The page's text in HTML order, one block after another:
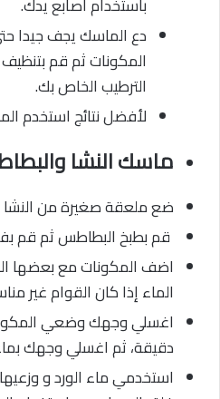
دع الماسك يجف جيدا
المكونات ثم قم
الترطيب الخاص بك.
لأفضل نتائج استخدم
ماسك النشا
ضع ملعقة صغيرة من النشا
قم بطبخ البطاطس ثم قم
اضف المكونات مع بعضها
الماء إذا كان القوام غير
دقيقة، ثم اغسلي وجهك
استخدمي ماء الورد و